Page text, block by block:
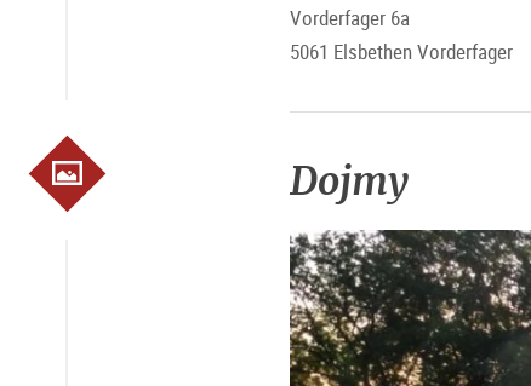
Vorderfager 6a
5061 Elsbethen Vorderfager
Dojmy